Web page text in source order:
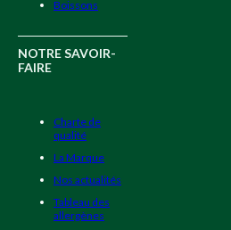
Boissons
NOTRE SAVOIR-
FAIRE
Charte de
qualité
La Marque
Nos actualités
Tableau des
allergènes